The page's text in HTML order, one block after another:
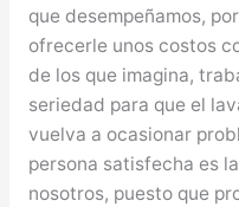
que desempeñamos,
ofrecerle unos costos
de los que imagina,
seriedad para que el
vuelva a ocasionar
persona satisfecha es
nosotros, puesto que